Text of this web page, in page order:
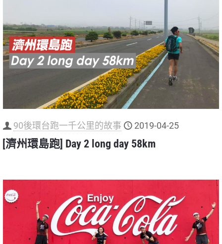
90後環台跑一千公里的故事 2019-04-25
[濟州環島跑] Day 2 long day 58km